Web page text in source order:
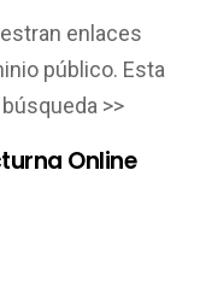
enlaces
público. Esta
>>
Online